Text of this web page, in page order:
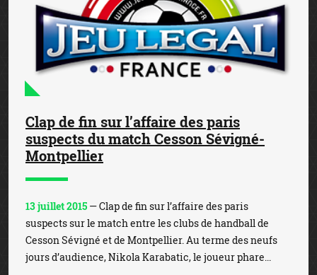
Clap de fin sur l’affaire des paris
suspects du match Cesson Sévigné-
Montpellier
13 juillet 2015 — Clap de fin sur l’affaire des paris
suspects sur le match entre les clubs de handball de
Cesson Sévigné et de Montpellier. Au terme des neufs
jours d’audience, Nikola Karabatic, le joueur phare...